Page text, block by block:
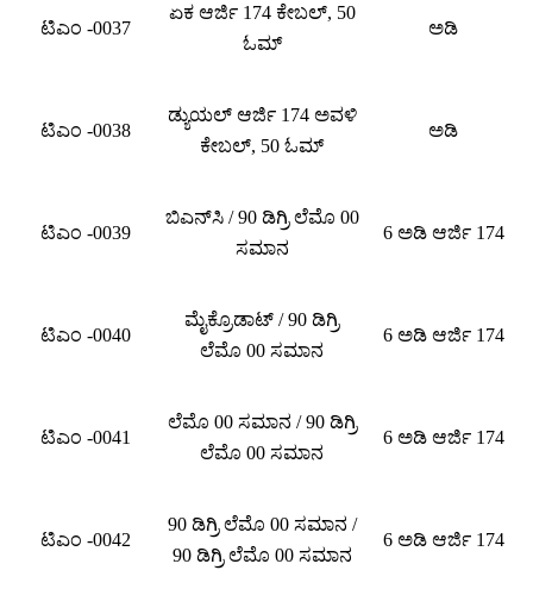
ಟಿಎಂ -0037
ಏಕ ಆರ್ಜಿ 174 ಕೇಬಲ್, 50
ಓಮ್
ಅಡಿ
ಟಿಎಂ -0038
ಡ್ಯುಯಲ್ ಆರ್ಜಿ 174 ಅವಳಿ
ಕೇಬಲ್, 50 ಓಮ್
ಅಡಿ
ಟಿಎಂ -0039
ಬಿಎನ್‌ಸಿ / 90 ಡಿಗ್ರಿ ಲೆಮೊ 00
ಸಮಾನ
6 ಅಡಿ ಆರ್ಜಿ 174
ಟಿಎಂ -0040
ಮೈಕ್ರೊಡಾಟ್ / 90 ಡಿಗ್ರಿ
ಲೆಮೊ 00 ಸಮಾನ
6 ಅಡಿ ಆರ್ಜಿ 174
ಟಿಎಂ -0041
ಲೆಮೊ 00 ಸಮಾನ / 90 ಡಿಗ್ರಿ
ಲೆಮೊ 00 ಸಮಾನ
6 ಅಡಿ ಆರ್ಜಿ 174
ಟಿಎಂ -0042
90 ಡಿಗ್ರಿ ಲೆಮೊ 00 ಸಮಾನ /
90 ಡಿಗ್ರಿ ಲೆಮೊ 00 ಸಮಾನ
6 ಅಡಿ ಆರ್ಜಿ 174